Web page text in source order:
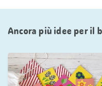
Ancora più idee per il